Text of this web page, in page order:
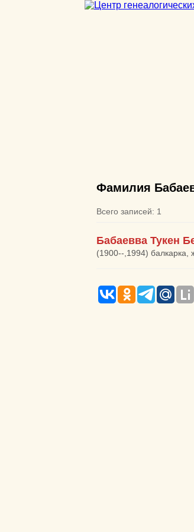
Фамилия
Всего записей: 1
Бабаевва Тукен
(1900--,1994)